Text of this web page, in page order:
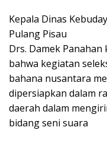
Kepala Dinas
Pulang Pisau
Drs. Damek
bahwa kegiatan
bahana nusantara
dipersiapkan dalam
daerah dalam
bidang seni suara